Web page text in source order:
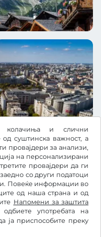
колачиња и слични
суштинска важност, а
провајдери за анализи,
на персонализирани
провајдери да ги
со други податоци
Повеќе информации во
од наша страна и од
Напомени за заштита
употребата на
ја приспособите преку
на откажување